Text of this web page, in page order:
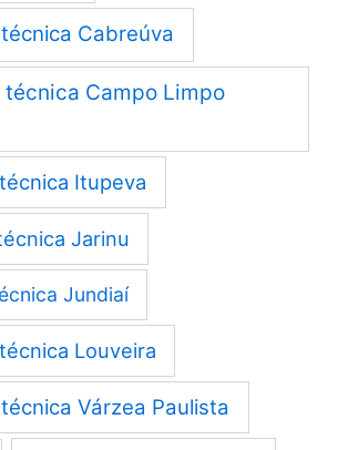
Cabreúva
Campo Limpo
Itupeva
Jarinu
Jundiaí
Louveira
Várzea Paulista